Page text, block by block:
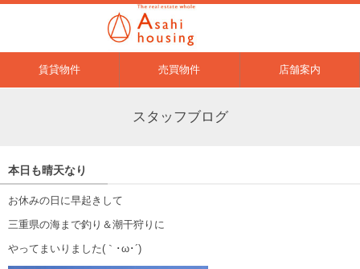
賃貸物件 売買物件 店舗案内
スタッフブログ
本日も晴天なり
お休みの日に早起きして
三重県の海まで釣り＆潮干狩りに
やってまいりました(｀･ω･´)ゞ